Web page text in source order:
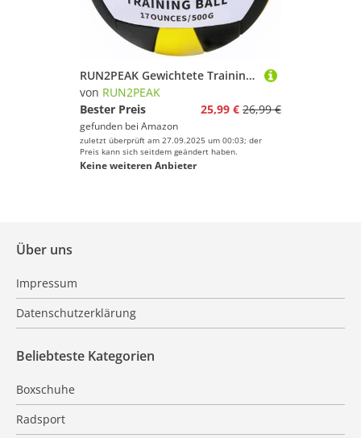
RUN2PEAK Gewichtete Training Volleyball Ball 0,5 kg Offizielle Größe 5 Schwergewicht Setter Volleybälle für Indoor Outdoor Praxis Rebounder Ausrüstung Gewichte Volleyball Setting Trainer
von RUN2PEAK
Bester Preis
25,99 € 26,99 €
gefunden bei Amazon
zuletzt überprüft am 27.09.2025 um 00:03; der
Preis kann sich seitdem geändert haben.
Keine weiteren Anbieter
Über uns
Impressum
Datenschutzerklärung
Beliebteste Kategorien
Boxschuhe
Radsport